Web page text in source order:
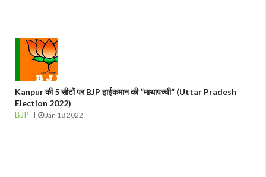
Kanpur की 5 सीटों पर BJP हाईकमान की “माथापच्ची” (Uttar Pradesh
Election 2022)
BJP
Jan 18 2022